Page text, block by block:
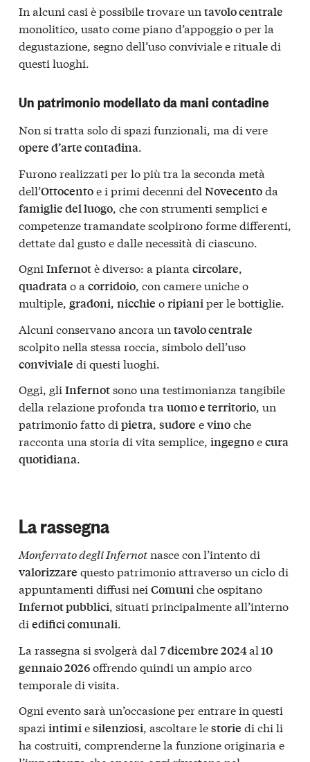
In alcuni casi è possibile trovare un tavolo centrale
monolitico, usato come piano d’appoggio o per la
degustazione, segno dell’uso conviviale e rituale di
questi luoghi.
Un patrimonio modellato da mani contadine
Non si tratta solo di spazi funzionali, ma di vere
opere d’arte contadina.
Furono realizzati per lo più tra la seconda metà
dell’Ottocentoe i primi decenni del Novecentoda
famiglie del luogo , che con strumenti semplici e
competenze tramandate scolpirono forme differenti,
dettate dal gusto e dalle necessità di ciascuno.
Ogni Infernotè diverso: a pianta circolare,
quadratao a corridoio, con camere uniche o
multiple, gradoni, nicchie oripianiper le bottiglie.
Alcuni conservano ancora un tavolo centrale
scolpito nella stessa roccia, simbolo dell’uso
conviviale di questi luoghi.
Oggi, gli Infernotsono una testimonianza tangibile
della relazione profonda tra uomo e territorio, un
patrimonio fatto di pietra, sudore evinoche
racconta una storia di vita semplice, ingegnoecura
quotidiana.
La rassegna
Monferrato degli Infernotnasce con l’intento di
valorizzare questo patrimonio attraverso un ciclo di
appuntamenti diffusi nei Comuniche ospitano
Infernot pubblici, situati principalmente all’interno
di edifici comunali.
La rassegna si svolgerà dal 7 dicembre 2024al10
gennaio 2026offrendo quindi un ampio arco
temporale di visita.
Ogni evento sarà un’occasione per entrare in questi
spazi intimiesilenziosi, ascoltare lestorie di chi li
ha costruiti, comprenderne la funzione originaria e